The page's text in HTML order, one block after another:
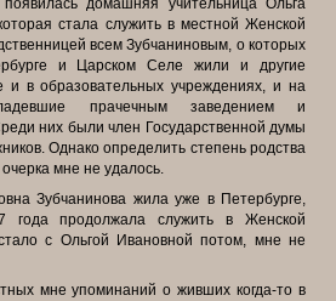
домашняя учительница Ольга
стала служить в местной Женской
всем Зубчаниновым, о которых
и Царском Селе жили и другие
и в образовательных учреждениях, и на
прачечным заведением и
них были член Государственной думы
Однако определить степень родства
мне не удалось.
Зубчанинова жила уже в Петербурге,
года продолжала служить в Женской
с Ольгой Ивановной потом, мне не
мне упоминаний о живших когда-то в